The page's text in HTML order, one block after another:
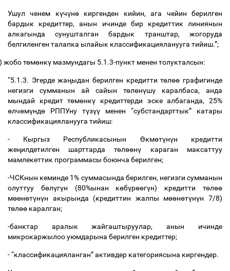
Ушул ченем күчүнө киргенден кийин,ага чейин
берилген
бардык
кредиттер,анын ичинде бир кредиттик
линиянын
алкагында
сунушталган бардык транштар, жогоруда
белгиленген талапка ылайык классификацияланууга тийиш.”;
жоботөмөнкү мазмундагы 5.1.3-пункт менен толукталсын:
“5.1.3. Эгерде жаңыдан берилген кредитти төлөө графигинде
негизги
сумманын ай сайын төлөнүшү каралбаса, анда
мындай
кредит төмөнкү кредиттерди эске албаганда, 25%
өлчөмүндө РППУну түзүү менен “субстандарттык” катары
классификацияланууга тийиш:
- Кыргыз Республикасынын Өкмөтүнүн
кредитти
жеңилдетилген шарттарда төлөөнү караган
максаттуу
мамлекеттик программасы боюнча берилген;
-ЧСКнын кеминде 1% суммасында берилген, негизги сумманын
олуттуу
бөлүгүн (80%ынан көбүрөөгүн) кредитти төлөө
мөөнөтүнүн акырында (кредиттин жалпы мөөнөтүнүн 7/8)
төлөө каралган;
-банктар аралык жайгаштыруулар,анын
ичинде
микрокаржылооуюмдарына берилген кредиттер;
- “классификацияланган”активдер категориясына киргендер.